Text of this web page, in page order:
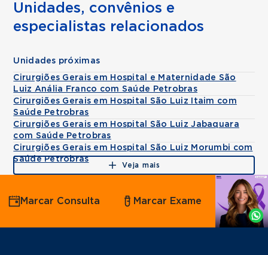
Unidades, convênios e
especialistas relacionados
Unidades próximas
Cirurgiões Gerais em Hospital e Maternidade São
Luiz Anália Franco com Saúde Petrobras
Cirurgiões Gerais em Hospital São Luiz Itaim com
Saúde Petrobras
Cirurgiões Gerais em Hospital São Luiz Jabaquara
com Saúde Petrobras
Cirurgiões Gerais em Hospital São Luiz Morumbi com
Saúde Petrobras
Veja mais
Agende
por
Whatsapp
Marcar Consulta Marcar Exame